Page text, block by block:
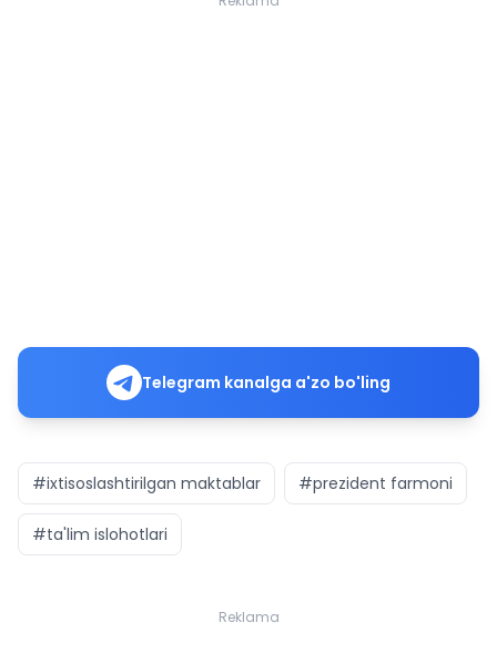
Telegram kanalga a'zo bo'ling
#ixtisoslashtirilgan maktablar #prezident farmoni
#ta'lim islohotlari
Reklama